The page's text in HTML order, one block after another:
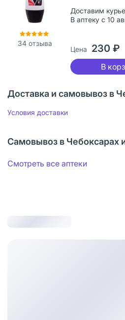
34 отзыва
Доставим
В аптеку с 10
Цена 230 ₽
В
Доставка и самовывоз в
Условия доставки
Самовывоз в Чебоксарах
Смотреть все аптеки